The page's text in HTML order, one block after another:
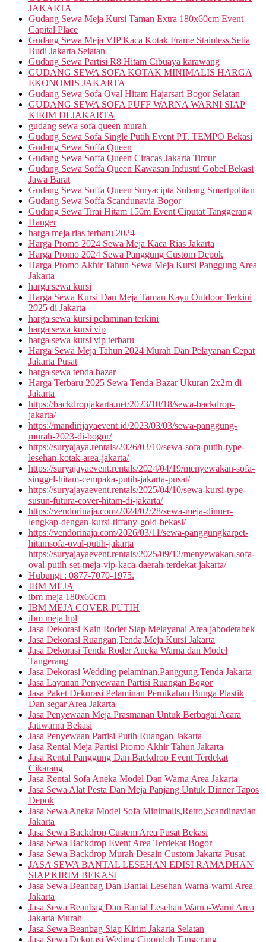
JAKARTA
Gudang Sewa Meja Kursi Taman Extra 180x60cm Event
Capital Place
Gudang Sewa Meja VIP Kaca Kotak Frame Stainless Setia
Budi Jakarta Selatan
Gudang Sewa Partisi R8 Hitam Cibuaya karawang
GUDANG SEWA SOFA KOTAK MINIMALIS HARGA
EKONOMIS JAKARTA
Gudang Sewa Sofa Oval Hitam Hajarsari Bogor Selatan
GUDANG SEWA SOFA PUFF WARNA WARNI SIAP
KIRIM DI JAKARTA
gudang sewa sofa queen murah
Gudang Sewa Sofa Single Putih Event PT. TEMPO Bekasi
Gudang Sewa Soffa Queen
Gudang Sewa Soffa Queen Ciracas Jakarta Timur
Gudang Sewa Soffa Queen Kawasan Industri Gobel Bekasi
Jawa Barat
Gudang Sewa Soffa Queen Suryacipta Subang Smartpolitan
Gudang Sewa Soffa Scandunavia Bogor
Gudang Sewa Tirai Hitam 150m Event Ciputat Tanggerang
Hanger
harga meja rias terbaru 2024
Harga Promo 2024 Sewa Meja Kaca Rias Jakarta
Harga Promo 2024 Sewa Panggung Custom Depok
Harga Promo Akhir Tahun Sewa Meja Kursi Panggung Area
Jakarta
harga sewa kursi
Harga Sewa Kursi Dan Meja Taman Kayu Outdoor Terkini
2025 di Jakarta
harga sewa kursi pelaminan terkini
harga sewa kursi vip
harga sewa kursi vip terbaru
Harga Sewa Meja Tahun 2024 Murah Dan Pelayanan Cepat
Jakarta Pusat
harga sewa tenda bazar
Harga Terbaru 2025 Sewa Tenda Bazar Ukuran 2x2m di
Jakarta
https://backdropjakarta.net/2023/10/18/sewa-backdrop-
jakarta/
https://mandirijayaevent.id/2023/03/03/sewa-panggung-
murah-2023-di-bogor/
https://suryajaya.rentals/2026/03/10/sewa-sofa-putih-type-
lesehan-kotak-area-jakarta/
https://suryajayaevent.rentals/2024/04/19/menyewakan-sofa-
singgel-hitam-cempaka-putih-jakarta-pusat/
https://suryajayaevent.rentals/2025/04/10/sewa-kursi-type-
susun-futura-cover-hitam-di-jakarta/
https://vendorinaja.com/2024/02/28/sewa-meja-dinner-
lengkap-dengan-kursi-tiffany-gold-bekasi/
https://vendorinaja.com/2026/03/11/sewa-panggungkarpet-
hitamsofa-oval-putih-jakarta
https://suryajayaevent.rentals/2025/09/12/menyewakan-sofa-
oval-putih-set-meja-vip-kaca-daerah-terdekat-jakarta/
Hubungi : 0877-7070-1975.
IBM MEJA
ibm meja 180x60cm
IBM MEJA COVER PUTIH
ibm meja hpl
Jasa Dekorasi Kain Roder Siap Melayanai Area jabodetabek
Jasa Dekorasi Ruangan,Tenda,Meja Kursi Jakarta
Jasa Dekorasi Tenda Roder Aneka Warna dan Model
Tangerang
Jasa Dekorasi Wedding pelaminan,Panggung,Tenda Jakarta
Jasa Layanan Penyewaan Partisi Ruangan Bogor
Jasa Paket Dekorasi Pelaminan Pernikahan Bunga Plastik
Dan segar Area Jakarta
Jasa Penyewaan Meja Prasmanan Untuk Berbagai Acara
Jatiwarna Bekasi
Jasa Penyewaan Partisi Putih Ruangan Jakarta
Jasa Rental Meja Partisi Promo Akhir Tahun Jakarta
Jasa Rental Panggung Dan Backdrop Event Terdekat
Cikarang
Jasa Rental Sofa Aneka Model Dan Warna Area Jakarta
Jasa Sewa Alat Pesta Dan Meja Panjang Untuk Dinner Tapos
Depok
Jasa Sewa Aneka Model Sofa Minimalis,Retro,Scandinavian
Jakarta
Jasa Sewa Backdrop Custem Area Pusat Bekasi
Jasa Sewa Backdrop Event Area Terdekat Bogor
Jasa Sewa Backdrop Murah Desain Custom Jakarta Pusat
JASA SEWA BANTAL LESEHAN EDISI RAMADHAN
SIAP KIRIM BEKASI
Jasa Sewa Beanbag Dan Bantal Lesehan Warna-warni Area
Jakarta
Jasa Sewa Beanbag Dan Bantal Lesehan Warna-Warni Area
Jakarta Murah
Jasa Sewa Beanbag Siap Kirim Jakarta Selatan
Jasa Sewa Dekorasi Weding Cipondoh Tangerang